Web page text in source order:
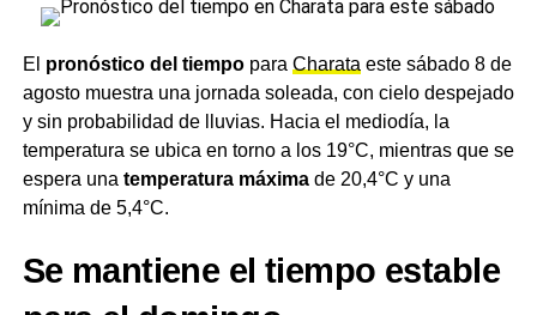
Museo Regional Municipal del
Sudoeste
ElMuseo RegionalMunicipaldel Sudoeste, ubicado en
San Martín 263, mantiene sus puertas abiertasde lunes
a viernes: por la mañana de
Biblioteca Pública Popular
El pronóstico del tiempopara Charata este sábado 8 de
agosto muestra una jornada soleada, con cielo despejado
y sin probabilidad de lluvias. Hacia el mediodía, la
temperatura se ubica en torno a los 19°C, mientras que se
espera una temperatura máximade 20,4°C y una
mínima de 5,4°C.
Se mantiene el tiempo estable